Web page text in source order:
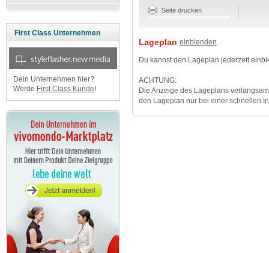
First Class Unternehmen
Dein Unternehmen hier?
Werde First Class Kunde!
Seite drucken
Lageplan einblenden
Du kannst den Lageplan jederzeit
ACHTUNG:
Die Anzeige des Lageplans
den Lageplan nur bei einer schnellen